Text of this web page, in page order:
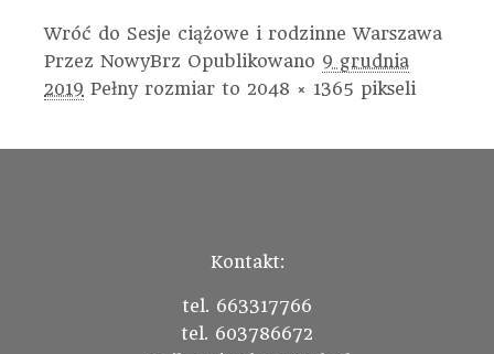
Wróć do Sesje ciążowe i rodzinne Warszawa
Przez NowyBrz Opublikowano 9 grudnia
2019 Pełny rozmiar to 2048 × 1365 pikseli
Kontakt:
tel. 663317766
tel. 603786672